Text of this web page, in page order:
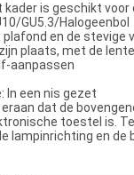
kader is geschikt voor
GU5.3/Halogeenbol
plafond en de stevige
plaats, met de
aanpassen
In een nis gezet
eraan dat de
toestel is.
lampinrichting en de